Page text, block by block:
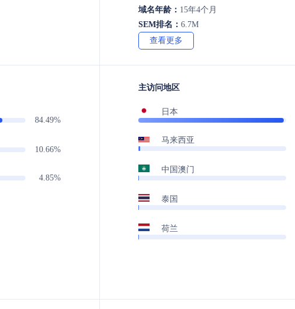
84.49%
10.66%
4.85%
域名年龄： 15年4个月
SEM排名： 6.7M
查看更多
主访问地区
日本
马来西亚
中国澳门
泰国
荷兰